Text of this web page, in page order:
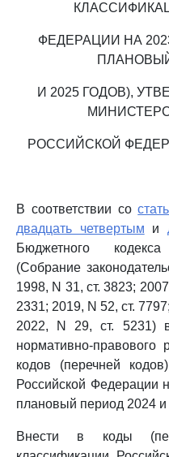
ФЕДЕРАЦИИ НА
И 2025 ГОДОВ),
РОССИЙСКОЙ
В соответствии со
двадцать четвертым и
Бюджетного
(Собрание
1998, N 31, ст. 3823;
2331; 2019, N 52, ст.
2022, N 29, ст. 5231)
нормативно-правового
кодов (перечней
Российской Федерации
плановый период 2024
Внести в коды